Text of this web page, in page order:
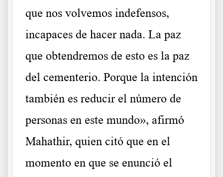
que nos volvemos indefensos,
incapaces de hacer nada. La paz
que obtendremos de esto es la paz
del cementerio. Porque la intención
también es reducir el número de
personas en este mundo», afirmó
Mahathir, quien citó que en el
momento en que se enunció el